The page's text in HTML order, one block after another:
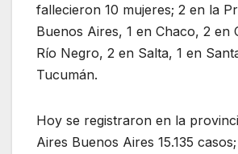
fallecieron 10 mujeres; 2 en la
Buenos Aires, 1 en Chaco, 2 en
Río Negro, 2 en Salta, 1 en
Tucumán.
Hoy se registraron en la
Aires Buenos Aires 15.135